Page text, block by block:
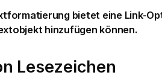
bietet eine Link-
hinzufügen können.
Lesezeichen